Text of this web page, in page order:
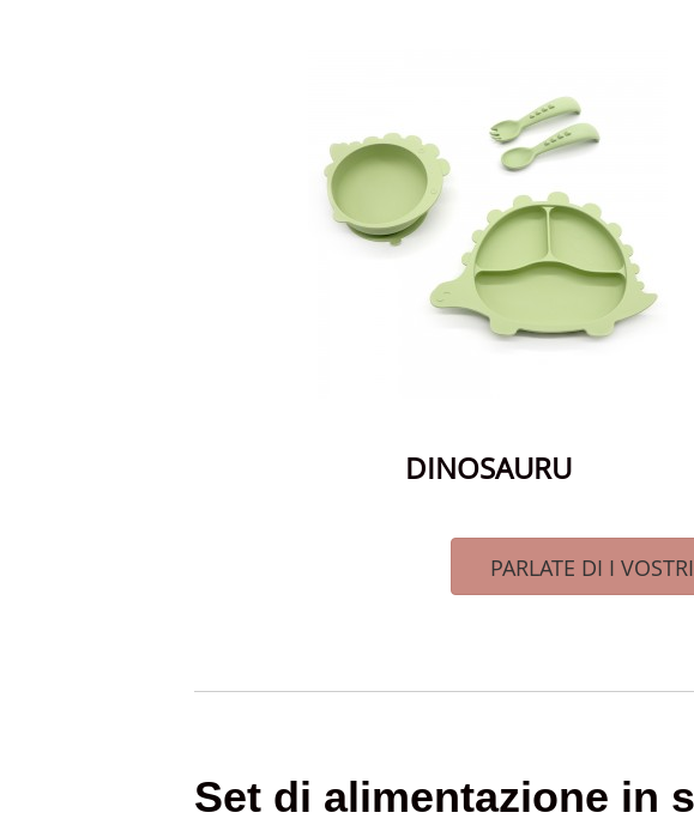
DINOSAURU
PARLATE DI I
Set di alimentazione in